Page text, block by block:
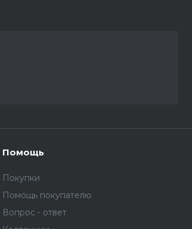
Помощь
Покупки
Помощь покупателю
Вопрос - ответ